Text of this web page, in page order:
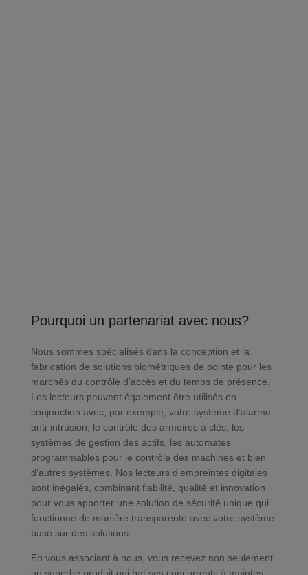
Pourquoi un partenariat avec nous?
Nous sommes spécialisés dans la conception et la
fabrication de solutions biométriques de pointe pour les
marchés du contrôle d’accès et du temps de présence.
Les lecteurs peuvent également être utilisés en
conjonction avec, par exemple, votre système d’alarme
anti-intrusion, le contrôle des armoires à clés, les
systèmes de gestion des actifs, les automates
programmables pour le contrôle des machines et bien
d’autres systèmes. Nos lecteurs d’empreintes digitales
sont inégalés, combinant fiabilité, qualité et innovation
pour vous apporter une solution de sécurité unique qui
fonctionne de manière transparente avec votre système
basé sur des solutions.
En vous associant à nous, vous recevez non seulement